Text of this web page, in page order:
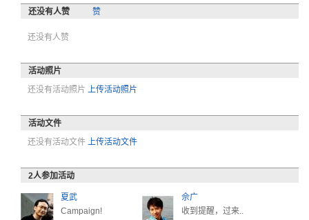
还没有人赞 赞
还没有人赞
活动照片
还没有活动照片 上传活动照片
活动文件
还没有活动文件 上传活动文件
2人参加活动
夏武
Campaign!
佘广
收到提醒，过来..